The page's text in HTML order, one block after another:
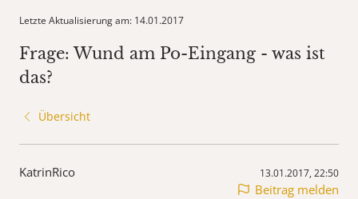
Letzte Aktualisierung am: 14.01.2017
Frage: Wund am Po-Eingang - was ist
das?
Übersicht
KatrinRico 13.01.2017, 22:50
Beitrag melden